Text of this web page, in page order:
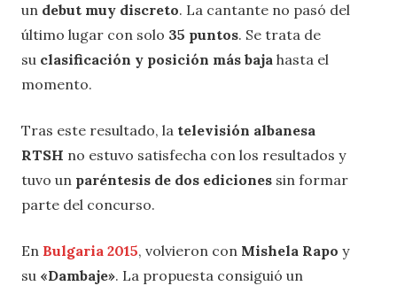
un debut muy discreto. La cantante no pasó del
último lugar con solo 35 puntos. Se trata de
su clasificación y posición más baja hasta el
momento.
Tras este resultado, la televisión albanesa
RTSH no estuvo satisfecha con los resultados y
tuvo un paréntesis de dos ediciones sin formar
parte del concurso.
En Bulgaria 2015, volvieron con Mishela Rapo y
su «Dambaje». La propuesta consiguió un